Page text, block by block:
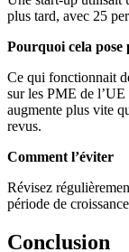
plus tard, avec 25
Pourquoi cela pose
Ce qui fonctionnait
sur les PME de
augmente plus vite
revus.
Comment l’éviter
Révisez
période de
Conclusion